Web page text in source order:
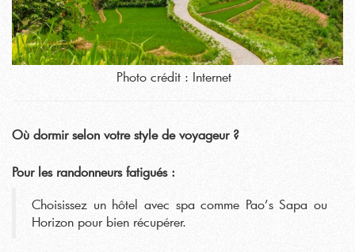
Photo crédit : Internet
Où dormir selon votre style de voyageur ?
Pour les randonneurs fatigués :
Choisissez un hôtel avec spa comme Pao’s Sapa ou
Horizon pour bien récupérer.